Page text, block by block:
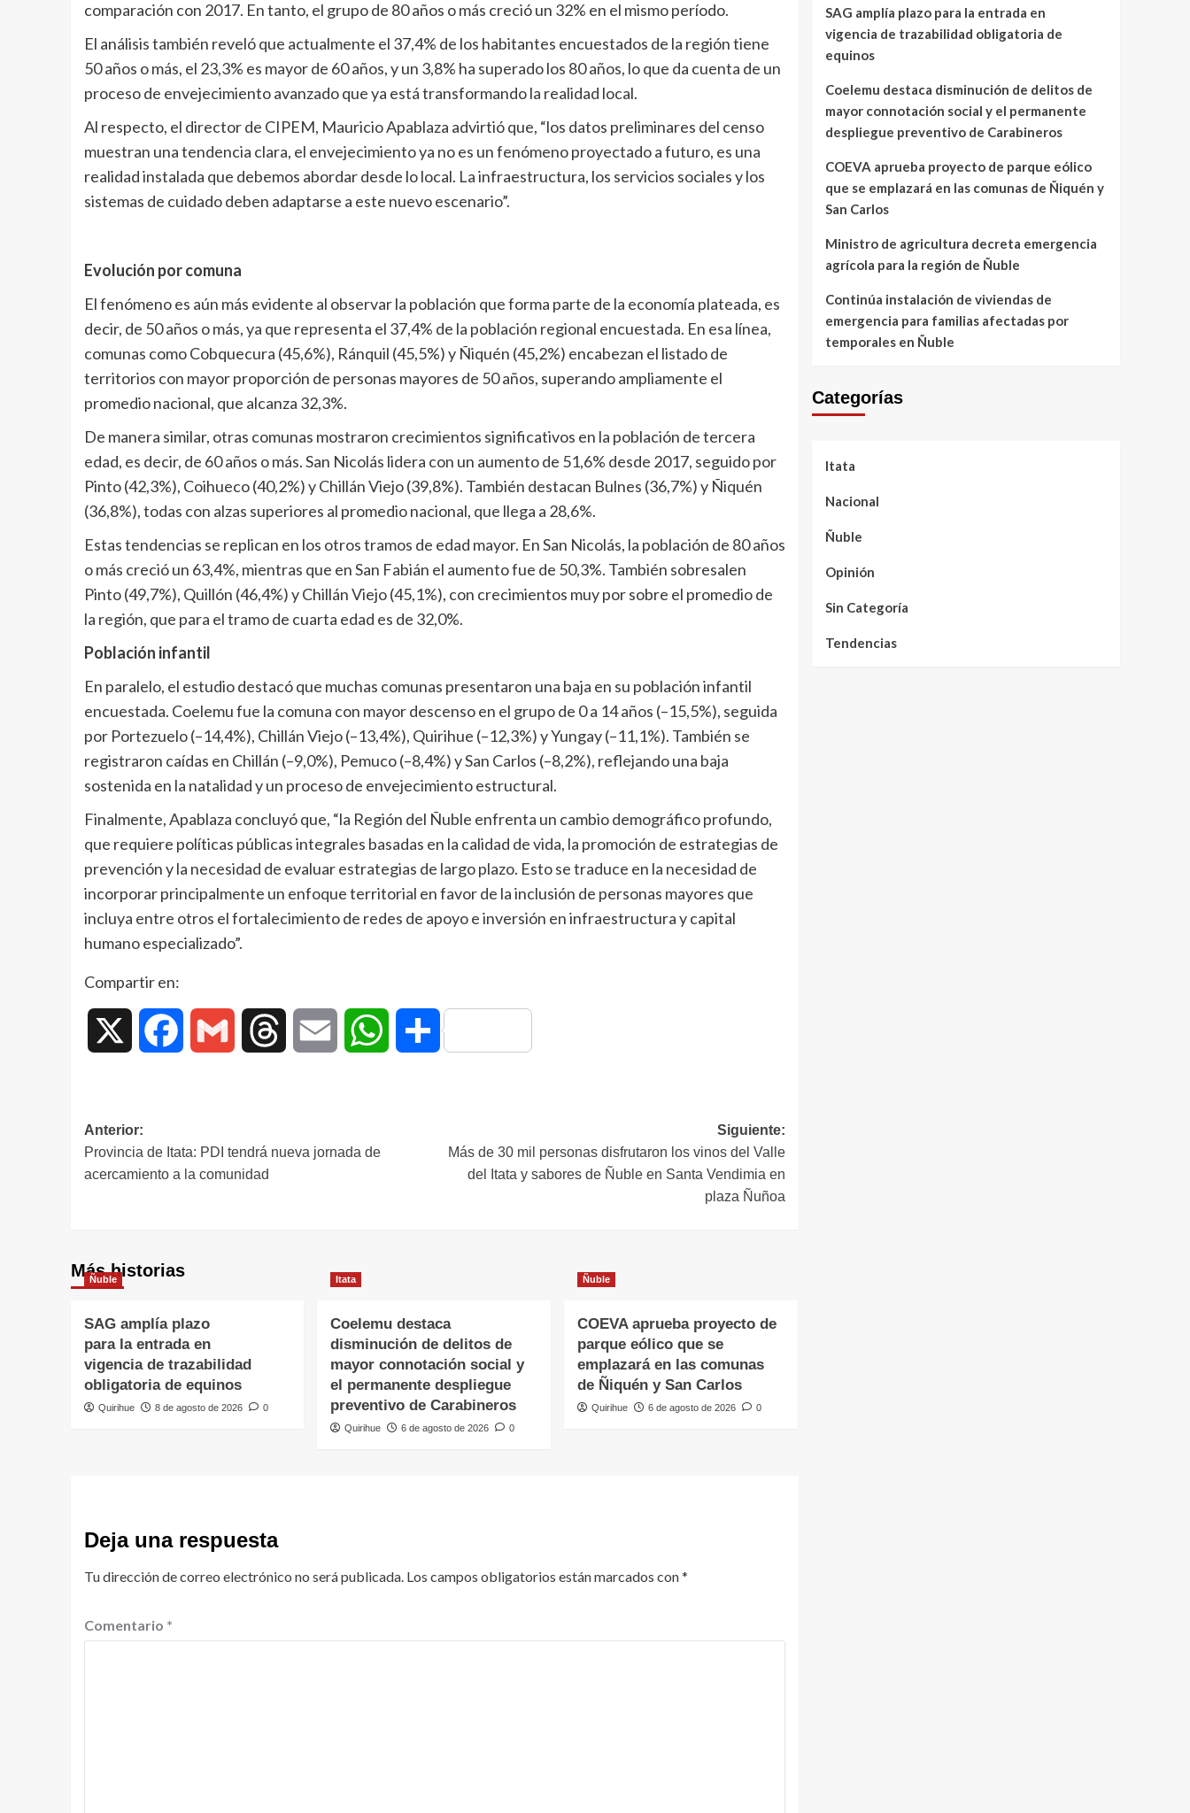
comparación con 2017. En tanto, el grupo de 80 años o más creció un 32% en el mismo período.
El análisis también reveló que actualmente el 37,4% de los habitantes encuestados de la región tiene
50 años o más, el 23,3% es mayor de 60 años, y un 3,8% ha superado los 80 años, lo que da cuenta de un
proceso de envejecimiento avanzado que ya está transformando la realidad local.
Al respecto, el director de CIPEM, Mauricio Apablaza advirtió que, “los datos preliminares del censo
muestran una tendencia clara, el envejecimiento ya no es un fenómeno proyectado a futuro, es una
realidad instalada que debemos abordar desde lo local. La infraestructura, los servicios sociales y los
sistemas de cuidado deben adaptarse a este nuevo escenario”.
Evolución por comuna
El fenómeno es aún más evidente al observar la población que forma parte de la economía plateada, es
decir, de 50 años o más, ya que representa el 37,4% de la población regional encuestada. En esa línea,
comunas como Cobquecura (45,6%), Ránquil (45,5%) y Ñiquén (45,2%) encabezan el listado de
territorios con mayor proporción de personas mayores de 50 años, superando ampliamente el
promedio nacional, que alcanza 32,3%.
De manera similar, otras comunas mostraron crecimientos significativos en la población de tercera
edad, es decir, de 60 años o más. San Nicolás lidera con un aumento de 51,6% desde 2017, seguido por
Pinto (42,3%), Coihueco (40,2%) y Chillán Viejo (39,8%). También destacan Bulnes (36,7%) y Ñiquén
(36,8%), todas con alzas superiores al promedio nacional, que llega a 28,6%.
Estas tendencias se replican en los otros tramos de edad mayor. En San Nicolás, la población de 80 años
o más creció un 63,4%, mientras que en San Fabián el aumento fue de 50,3%. También sobresalen
Pinto (49,7%), Quillón (46,4%) y Chillán Viejo (45,1%), con crecimientos muy por sobre el promedio de
la región, que para el tramo de cuarta edad es de 32,0%.
Población infantil
En paralelo, el estudio destacó que muchas comunas presentaron una baja en su población infantil
encuestada. Coelemu fue la comuna con mayor descenso en el grupo de 0 a 14 años (–15,5%), seguida
por Portezuelo (–14,4%), Chillán Viejo (–13,4%), Quirihue (–12,3%) y Yungay (–11,1%). También se
registraron caídas en Chillán (–9,0%), Pemuco (–8,4%) y San Carlos (–8,2%), reflejando una baja
sostenida en la natalidad y un proceso de envejecimiento estructural.
Finalmente, Apablaza concluyó que, “la Región del Ñuble enfrenta un cambio demográfico profundo,
que requiere políticas públicas integrales basadas en la calidad de vida, la promoción de estrategias de
prevención y la necesidad de evaluar estrategias de largo plazo. Esto se traduce en la necesidad de
incorporar principalmente un enfoque territorial en favor de la inclusión de personas mayores que
incluya entre otros el fortalecimiento de redes de apoyo e inversión en infraestructura y capital
humano especializado”.
Compartir en:
Facebook Gmail Threads Email WhatsAppCompartir
Anterior:
Provincia de Itata: PDI tendrá nueva jornada de
acercamiento a la comunidad
Siguiente:
Más de 30 mil personas disfrutaron los vinos del Valle
del Itata y sabores de Ñuble en Santa Vendimia en
plaza Ñuñoa
Más historias
Ñuble
SAG amplía plazo
para la entrada en
vigencia de trazabilidad
obligatoria de equinos
Quirihue 8 de agosto de 2026 0
Itata
Coelemu destaca
disminución de delitos de
mayor connotación social y
el permanente despliegue
preventivo de Carabineros
Quirihue 6 de agosto de 2026 0
Ñuble
COEVA aprueba proyecto de
parque eólico que se
emplazará en las comunas
de Ñiquén y San Carlos
Quirihue 6 de agosto de 2026 0
Deja una respuesta
Tu dirección de correo electrónico no será publicada. Los campos obligatorios están marcados con*
Comentario *
SAG amplía plazo para la entrada en
vigencia de trazabilidad obligatoria de
equinos
Coelemu destaca disminución de delitos de
mayor connotación social y el permanente
despliegue preventivo de Carabineros
COEVA aprueba proyecto de parque eólico
que se emplazará en las comunas de Ñiquén y
San Carlos
Ministro de agricultura decreta emergencia
agrícola para la región de Ñuble
Continúa instalación de viviendas de
emergencia para familias afectadas por
temporales en Ñuble
Categorías
Itata
Nacional
Ñuble
Opinión
Sin Categoría
Tendencias